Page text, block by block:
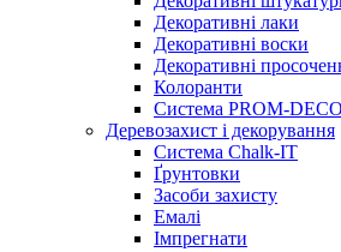
Декоративні лаки
Декоративні воски
Декоративні
Колоранти
Система PROM-
Деревозахист і декорування
Система Chalk-IT
Ґрунтовки
Засоби захисту
Емалі
Імпрегнати